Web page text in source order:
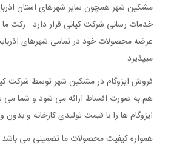
مشکین شهر همچون سایر شهرهای استان
خدمات رسانی شرکت کیانی قرار دارد . رکت
عرضه محصولات خود در تمامی شهرهای
میپذیرد .
فروش ایزوگام در مشکین شهر توسط شرکت
هم به صورت اقساط ارائه می شود و شما می
ایزوگام ها را با قیمت تولیدی کارخانه و بدون
همواره کیفیت محصولات ما تضمینی می